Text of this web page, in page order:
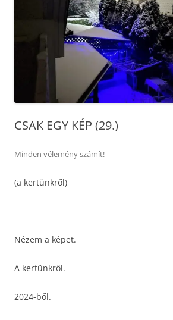
CSAK EGY KÉP (29.)
Minden vélemény számít!
(a kertünkről)
Nézem a képet.
A kertünkről.
2024-ből.